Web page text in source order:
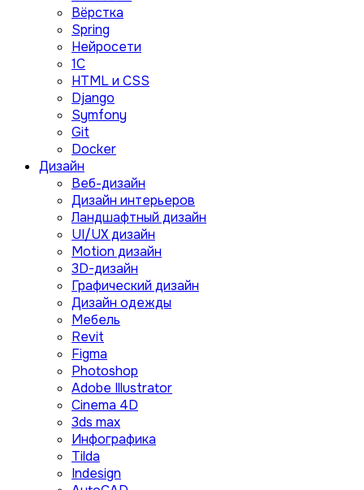
Вёрстка
Spring
Нейросети
1C
HTML и CSS
Django
Symfony
Git
Docker
Дизайн
Веб-дизайн
Дизайн интерьеров
Ландшафтный дизайн
UI/UX дизайн
Motion дизайн
3D-дизайн
Графический дизайн
Дизайн одежды
Мебель
Revit
Figma
Photoshop
Adobe Illustrator
Сinema 4D
3ds max
Инфографика
Tilda
Indesign